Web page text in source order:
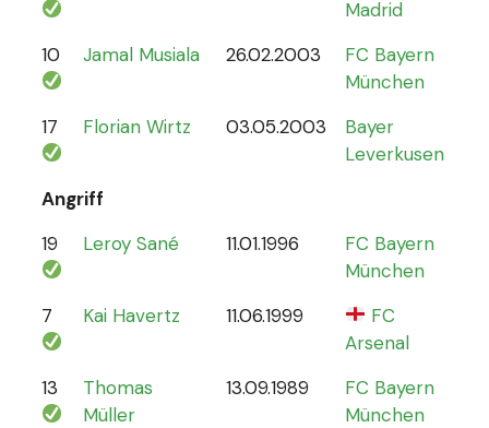
Madrid
10 Jamal Musiala 26.02.2003
FC Bayern
München
17 Florian Wirtz 03.05.2003
Bayer
Leverkusen
Angriff
19
Leroy Sané 11.01.1996
FC Bayern
München
7 Kai Havertz 11.06.1999
FC
Arsenal
13
Thomas
Müller
13.09.1989
FC Bayern
München